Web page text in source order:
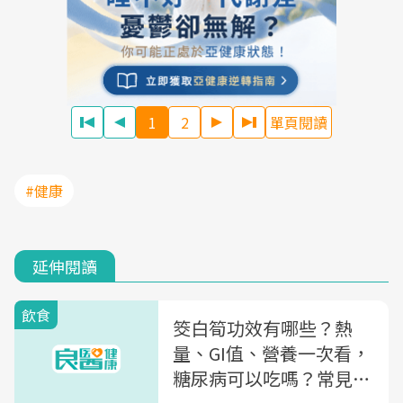
1 2 單頁閱讀
#健康
延伸閱讀
飲食
筊白筍功效有哪些？熱
量、GI值、營養一次看，
糖尿病可以吃嗎？常見問